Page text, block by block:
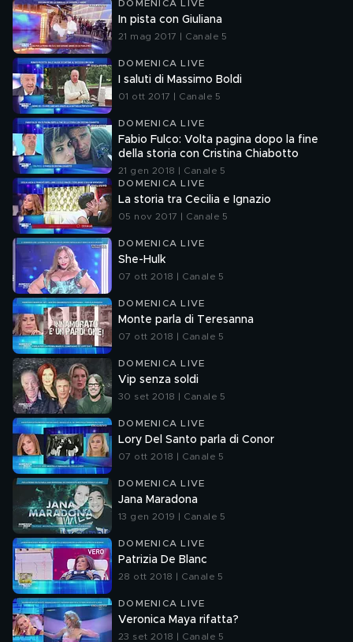
DOMENICA LIVE
In pista con Giuliana
21 mag 2017 | Canale 5
DOMENICA LIVE
I saluti di Massimo Boldi
01 ott 2017 | Canale 5
DOMENICA LIVE
Fabio Fulco: Volta pagina dopo la fine
della storia con Cristina Chiabotto
21 gen 2018 | Canale 5
DOMENICA LIVE
La storia tra Cecilia e Ignazio
05 nov 2017 | Canale 5
DOMENICA LIVE
She-Hulk
07 ott 2018 | Canale 5
DOMENICA LIVE
Monte parla di Teresanna
07 ott 2018 | Canale 5
DOMENICA LIVE
Vip senza soldi
30 set 2018 | Canale 5
DOMENICA LIVE
Lory Del Santo parla di Conor
07 ott 2018 | Canale 5
DOMENICA LIVE
Jana Maradona
13 gen 2019 | Canale 5
DOMENICA LIVE
Patrizia De Blanc
28 ott 2018 | Canale 5
DOMENICA LIVE
Veronica Maya rifatta?
23 set 2018 | Canale 5